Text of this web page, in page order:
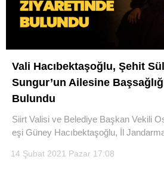
Vali Hacıbektaşoğlu, Şehit
Sungur’un Ailesine
Bulundu
Siirt Valisi ve Belediye Başkan Vekili
eşi Güney Hacıbektaşoğlu, İl
14 Şubat 2021 Pazar 17:08